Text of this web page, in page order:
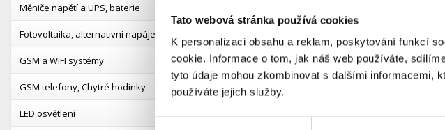
Tato webová stránka používá cookies
K personalizaci obsahu a reklam, poskytování funkcí
cookie. Informace o tom, jak náš web používáte,
tyto údaje mohou zkombinovat s dalšími informacemi,
používáte jejich služby.
Měniče napětí a UPS, baterie
Fotovoltaika, alternativní napájení
GSM a WiFI systémy
GSM telefony, Chytré hodinky
LED osvětlení
Popis Specifikace
Pokojový digitální teploměr/ vlhkoměr s
Vlastnosti CN-TH2: